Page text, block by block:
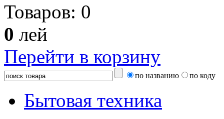
Товаров: 0
0 лей
Перейти в корзину
по названию по коду
Бытовая техника